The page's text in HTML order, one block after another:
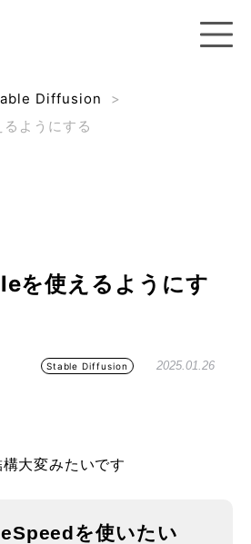
Diffusion
>
ようにする
を使えるようにす
Stable Diffusion 2025.01.26
大変みたいです
を使いたい